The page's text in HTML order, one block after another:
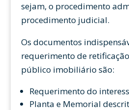
sejam, o procedimento
procedimento judicial.
Os documentos
requerimento de
público imobiliário são:
Requerimento do
Planta e Memorial